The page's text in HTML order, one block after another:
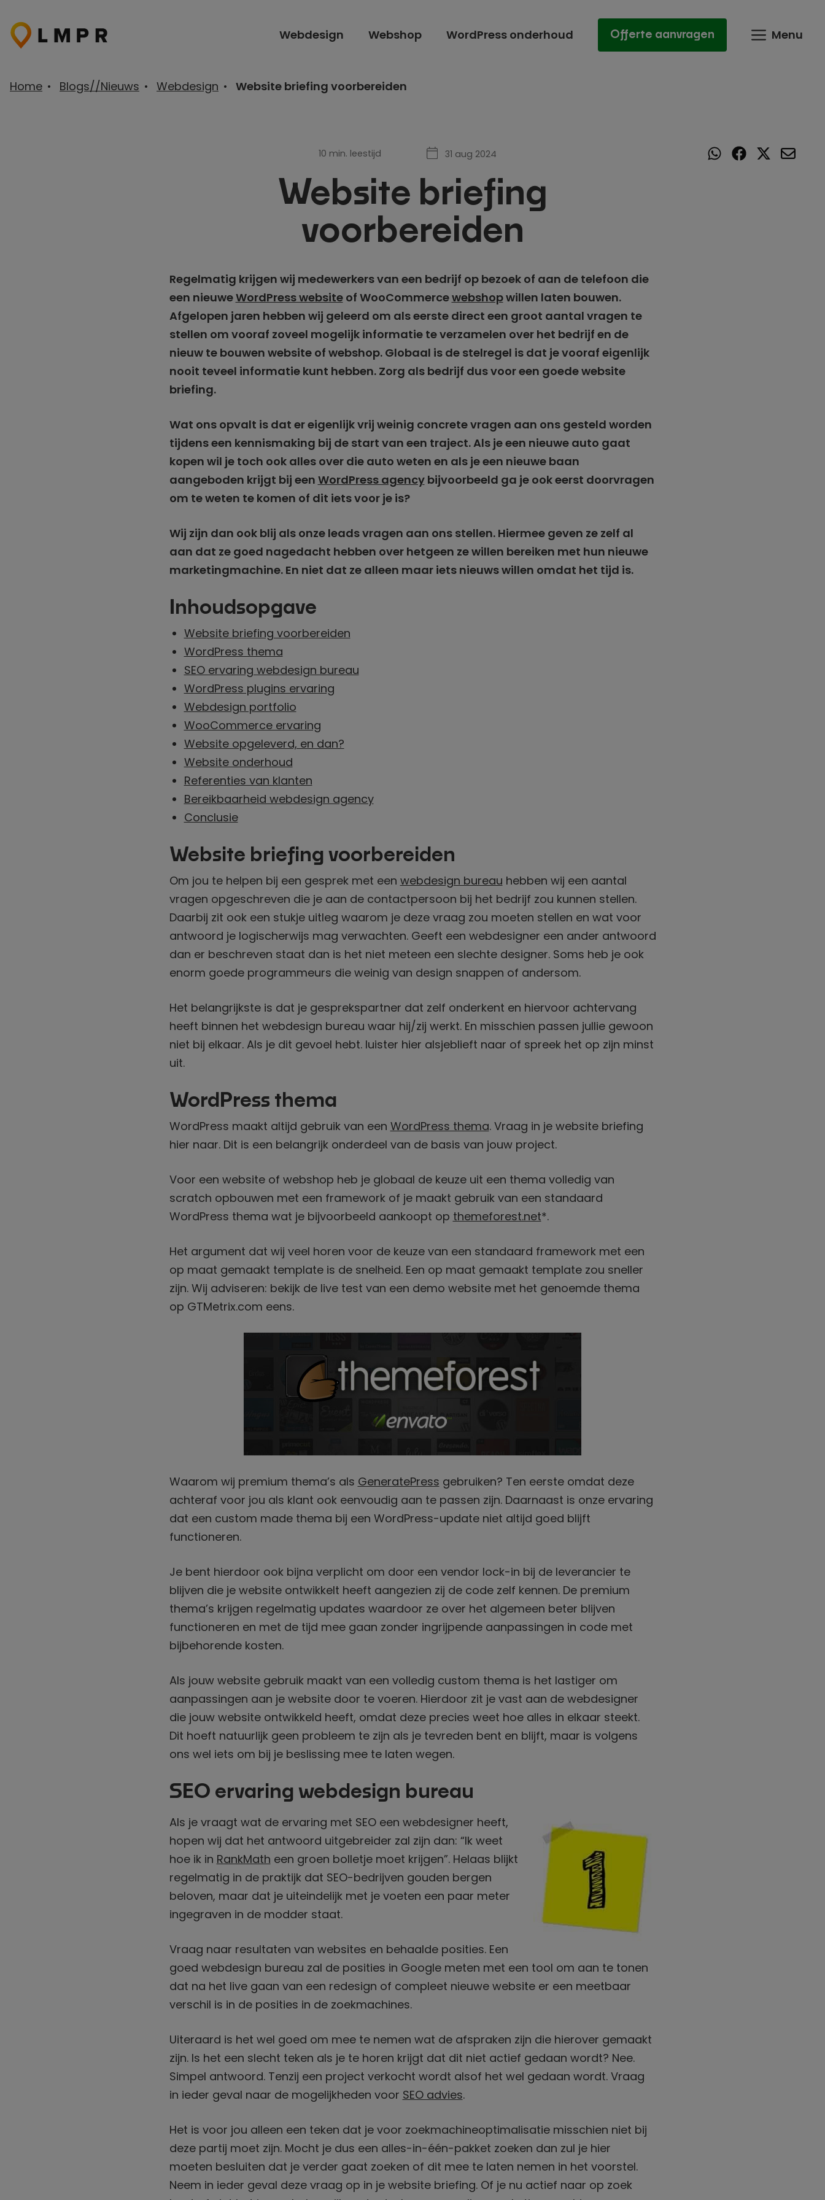
naar
de
Webdesign Webshop WordPress onderhoud Offerte aanvragen Menu
Home • Blogs//Nieuws • Webdesign • Website briefing voorbereiden
Website briefing
voorbereiden
10 min. leestijd 31 aug 2024
Regelmatig krijgen wij medewerkers van een bedrijf op bezoek of aan de telefoon die
een nieuweWordPress websiteof WooCommercewebshopwillen laten bouwen.
Afgelopen jaren hebben wij geleerd om als eerste direct een groot aantal vragen te
stellen om vooraf zoveel mogelijk informatie te verzamelen over het bedrijf en de
nieuw te bouwen website of webshop. Globaal is de stelregel is dat je vooraf eigenlijk
nooit teveel informatie kunt hebben. Zorg als bedrijf dus voor een goede website
briefing.
Wat ons opvalt is dat er eigenlijk vrij weinig concrete vragen aan ons gesteld worden
tijdens een kennismaking bij de start van een traject. Als je een nieuwe auto gaat
kopen wil je toch ook alles over die auto weten en als je een nieuwe baan
aangeboden krijgt bij een WordPress agencybijvoorbeeld ga je ook eerst doorvragen
om te weten te komen of dit iets voor je is?
Wij zijn dan ook blij als onze leads vragen aan ons stellen. Hiermee geven ze zelf al
aan dat ze goed nagedacht hebben over hetgeen ze willen bereiken met hun nieuwe
marketingmachine. En niet dat ze alleen maar iets nieuws willen omdat het tijd is.
Inhoudsopgave
Website briefing voorbereiden
WordPress thema
SEO ervaring webdesign bureau
WordPress plugins ervaring
Webdesign portfolio
WooCommerce ervaring
Website opgeleverd, en dan?
Website onderhoud
Referenties van klanten
Bereikbaarheid webdesign agency
Conclusie
Website briefing voorbereiden
Om jou te helpen bij een gesprek met een webdesign bureau hebben wij een aantal
vragen opgeschreven die je aan de contactpersoon bij het bedrijf zou kunnen stellen.
Daarbij zit ook een stukje uitleg waarom je deze vraag zou moeten stellen en wat voor
antwoord je logischerwijs mag verwachten. Geeft een webdesigner een ander antwoord
dan er beschreven staat dan is het niet meteen een slechte designer. Soms heb je ook
enorm goede programmeurs die weinig van design snappen of andersom.
Het belangrijkste is dat je gesprekspartner dat zelf onderkent en hiervoor achtervang
heeft binnen het webdesign bureau waar hij/zij werkt. En misschien passen jullie gewoon
niet bij elkaar. Als je dit gevoel hebt. luister hier alsjeblieft naar of spreek het op zijn minst
uit.
WordPress thema
WordPress maakt altijd gebruik van een WordPress thema. Vraag in je website briefing
hier naar. Dit is een belangrijk onderdeel van de basis van jouw project.
Voor een website of webshop heb je globaal de keuze uit een thema volledig van
scratch opbouwen met een framework of je maakt gebruik van een standaard
WordPress thema wat je bijvoorbeeld aankoopt op themeforest.net*.
Het argument dat wij veel horen voor de keuze van een standaard framework met een
op maat gemaakt template is de snelheid. Een op maat gemaakt template zou sneller
zijn. Wij adviseren: bekijk de live test van een demo website met het genoemde thema
op GTMetrix.com eens.
Waarom wij premium thema’s als GeneratePress gebruiken? Ten eerste omdat deze
achteraf voor jou als klant ook eenvoudig aan te passen zijn. Daarnaast is onze ervaring
dat een custom made thema bij een WordPress-update niet altijd goed blijft
functioneren.
Je bent hierdoor ook bijna verplicht om door een vendor lock-in bij de leverancier te
blijven die je website ontwikkelt heeft aangezien zij de code zelf kennen. De premium
thema’s krijgen regelmatig updates waardoor ze over het algemeen beter blijven
functioneren en met de tijd mee gaan zonder ingrijpende aanpassingen in code met
bijbehorende kosten.
Als jouw website gebruik maakt van een volledig custom thema is het lastiger om
aanpassingen aan je website door te voeren. Hierdoor zit je vast aan de webdesigner
die jouw website ontwikkeld heeft, omdat deze precies weet hoe alles in elkaar steekt.
Dit hoeft natuurlijk geen probleem te zijn als je tevreden bent en blijft, maar is volgens
ons wel iets om bij je beslissing mee te laten wegen.
SEO ervaring webdesign bureau
Als je vraagt wat de ervaring met SEO een webdesigner heeft,
hopen wij dat het antwoord uitgebreider zal zijn dan: “Ik weet
hoe ik in RankMath een groen bolletje moet krijgen”. Helaas blijkt
regelmatig in de praktijk dat SEO-bedrijven gouden bergen
beloven, maar dat je uiteindelijk met je voeten een paar meter
ingegraven in de modder staat.
Vraag naar resultaten van websites en behaalde posities. Een
goed webdesign bureau zal de posities in Google meten met een tool om aan te tonen
dat na het live gaan van een redesign of compleet nieuwe website er een meetbaar
verschil is in de posities in de zoekmachines.
Uiteraard is het wel goed om mee te nemen wat de afspraken zijn die hierover gemaakt
zijn. Is het een slecht teken als je te horen krijgt dat dit niet actief gedaan wordt? Nee.
Simpel antwoord. Tenzij een project verkocht wordt alsof het wel gedaan wordt. Vraag
in ieder geval naar de mogelijkheden voor SEO advies.
Het is voor jou alleen een teken dat je voor zoekmachineoptimalisatie misschien niet bij
deze partij moet zijn. Mocht je dus een alles-in-één-pakket zoeken dan zul je hier
moeten besluiten dat je verder gaat zoeken of dit mee te laten nemen in het voorstel.
Neem in ieder geval deze vraag op in je website briefing. Of je nu actief naar op zoek